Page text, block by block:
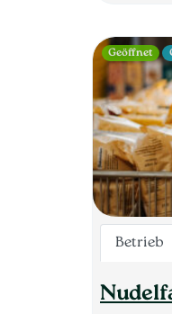
Betrieb
Geöffnet